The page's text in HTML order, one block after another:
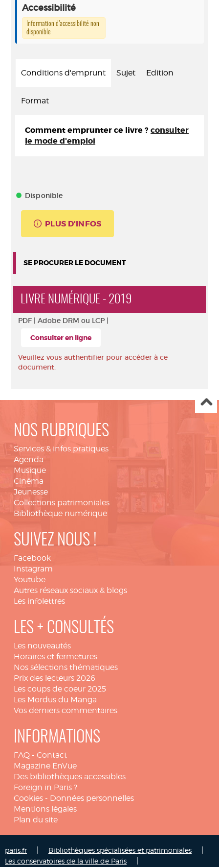
Accessibilité
Information d’accessibilité non
disponible
Conditions d'emprunt Sujet Edition
Format
Comment emprunter ce livre ? consulter
le mode d'emploi
Disponible
PLUS D'INFOS
SE PROCURER LE DOCUMENT
LIVRE NUMÉRIQUE - 2019
PDF | Adobe DRM ou LCP |
Consulter en ligne
Veuillez vous authentifier pour accéder à ce
document.
NOS RUBRIQUES
Services & infos pratiques
Agenda
Musique
Cinéma
Jeunesse
Collections patrimoniales
Bibliothèque numérique
SUIVEZ NOUS !
Facebook
Instagram
Youtube
Autres réseaux sociaux & blogs
Les infolettres
LES + CONSULTÉS
Les nouveautés
Horaires et fermetures
Nos sélections thématiques
Prix des lecteurs 2026
Les coups de coeur 2025
Les Mordus du Manga
Vos derniers commentaires
INFORMATIONS
FAQ - Contact
Magazine EnVue
Des bibliothèques accessibles
Foreign in Paris ?
Cookies - Données personnelles
Mentions légales
Plan du site
paris.fr Bibliothèques spécialisées et patrimoniales
Les conservatoires de la ville de Paris